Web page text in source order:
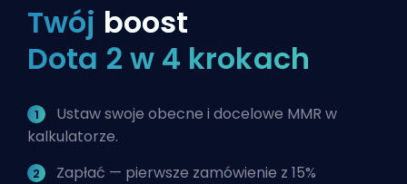
Twój boost
Dota 2 w 4 krokach
Ustaw swoje obecne i docelowe MMR w
kalkulatorze.
Zapłać — pierwsze zamówienie z 15%